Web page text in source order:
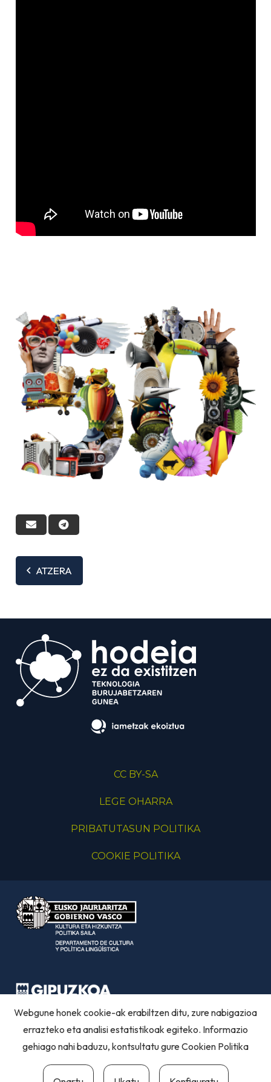
ATZERA
CC BY-SA
LEGE OHARRA
PRIBATUTASUN POLITIKA
COOKIE POLITIKA
Webgune honek cookie-ak erabiltzen ditu, zure nabigazioa
errazteko eta analisi estatistikoak egiteko. Informazio
gehiago nahi baduzu, kontsultatu gureCookien Politika